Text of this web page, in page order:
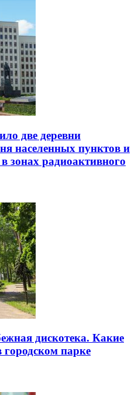
две деревни
населенных пунктов и
зонах радиоактивного
дискотека. Какие
парке